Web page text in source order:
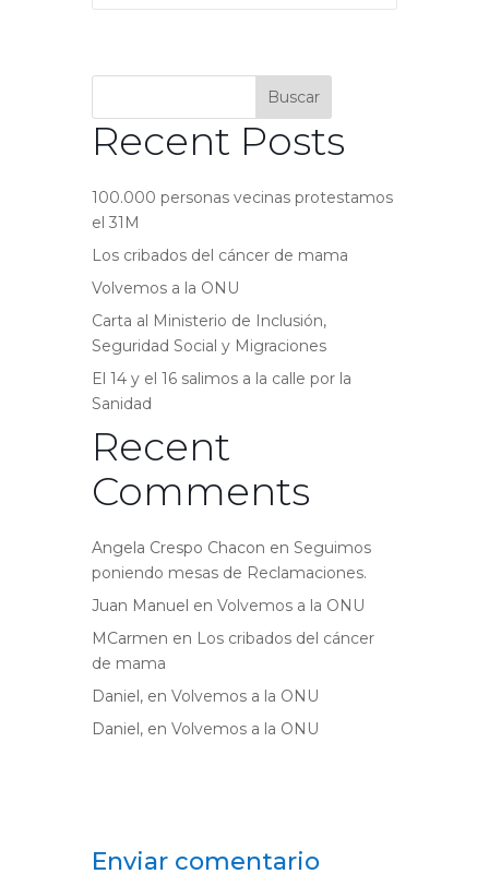
Buscar
Recent Posts
100.000 personas vecinas protestamos
el 31M
Los cribados del cáncer de mama
Volvemos a la ONU
Carta al Ministerio de Inclusión,
Seguridad Social y Migraciones
El 14 y el 16 salimos a la calle por la
Sanidad
Recent
Comments
Angela Crespo Chacon en Seguimos
poniendo mesas de Reclamaciones.
Juan Manuel en Volvemos a la ONU
MCarmen en Los cribados del cáncer
de mama
Daniel, en Volvemos a la ONU
Daniel, en Volvemos a la ONU
Enviar comentario